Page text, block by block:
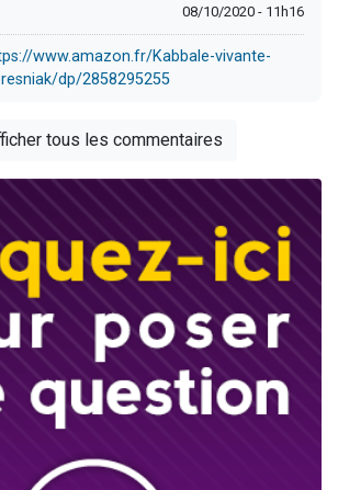
08/10/2020 - 11h16
www.amazon.fr/Kabbale-vivante-
dp/2858295255
tous les commentaires